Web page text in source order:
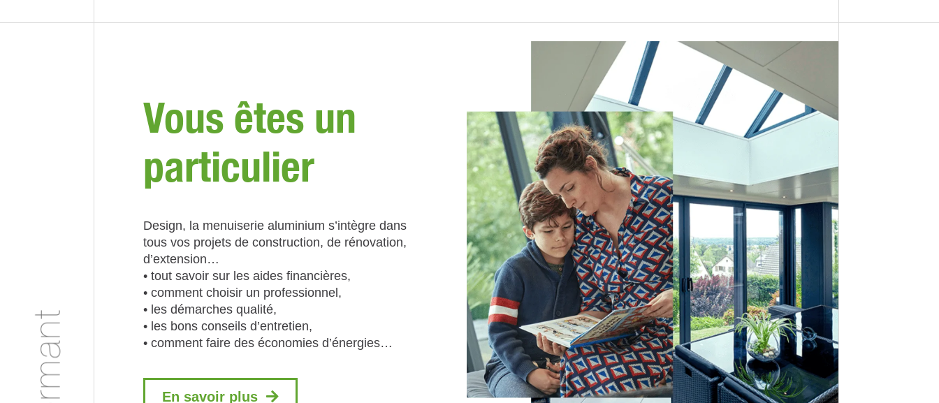
Vous êtes un
particulier
Design, la menuiserie aluminium s’intègre dans
tous vos projets de construction, de rénovation,
d’extension…
• tout savoir sur les aides financières,
• comment choisir un professionnel,
• les démarches qualité,
• les bons conseils d’entretien,
• comment faire des économies d’énergies…
En savoir plus